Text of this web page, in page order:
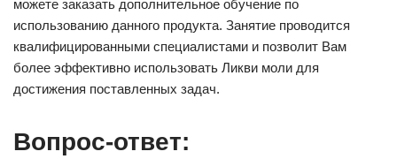
можете заказать дополнительное обучение по
использованию данного продукта. Занятие проводится
квалифицированными специалистами и позволит Вам
более эффективно использовать Ликви моли для
достижения поставленных задач.
Вопрос-ответ: